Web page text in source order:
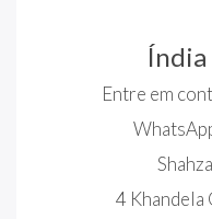
Índia
Entre em
4 Khandela